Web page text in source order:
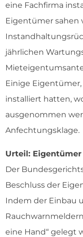
eine Fachfirma
Eigentümer sahen
jährlichen
Einige
installiert hatten,
ausgenommen
Anfechtungsklage.
Urteil:
Der
Beschluss der
Indem der Einbau
eine Hand“ gelegt